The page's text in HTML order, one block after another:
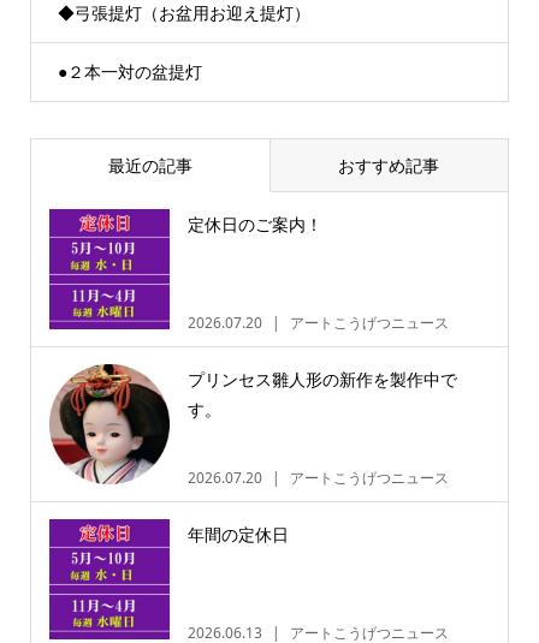
◆弓張提灯（お盆用お迎え提灯）
●２本一対の盆提灯
最近の記事 おすすめ記事
定休日のご案内！
2026.07.20 アートこうげつニュース
プリンセス雛人形の新作を製作中で
す。
2026.07.20 アートこうげつニュース
年間の定休日
2026.06.13 アートこうげつニュース